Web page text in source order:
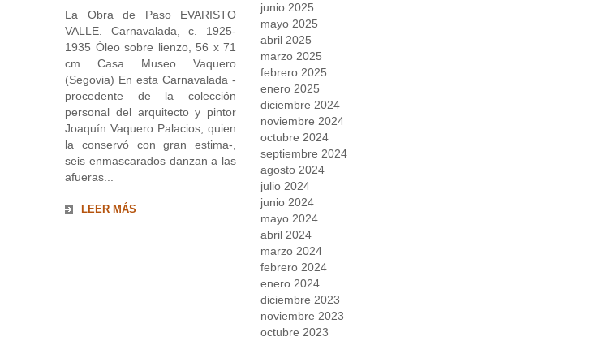
La Obra de Paso EVARISTO
VALLE. Carnavalada, c. 1925-
1935 Óleo sobre lienzo, 56 x 71
cm Casa Museo Vaquero
(Segovia) En esta Carnavalada -
procedente de la colección
personal del arquitecto y pintor
Joaquín Vaquero Palacios, quien
la conservó con gran estima-,
seis enmascarados danzan a las
afueras...
LEER MÁS
junio 2025
mayo 2025
abril 2025
marzo 2025
febrero 2025
enero 2025
diciembre 2024
noviembre 2024
octubre 2024
septiembre 2024
agosto 2024
julio 2024
junio 2024
mayo 2024
abril 2024
marzo 2024
febrero 2024
enero 2024
diciembre 2023
noviembre 2023
octubre 2023